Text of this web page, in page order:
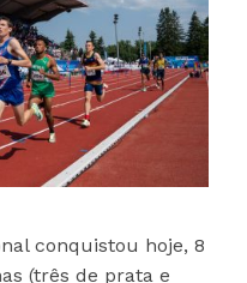
conquistou hoje, 8
(três de prata e